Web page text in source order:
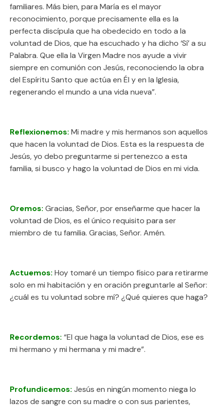
familiares. Más bien, para María es el mayor
reconocimiento, porque precisamente ella es la
perfecta discípula que ha obedecido en todo a la
voluntad de Dios, que ha escuchado y ha dicho ‘Sí’ a su
Palabra. Que ella la Virgen Madre nos ayude a vivir
siempre en comunión con Jesús, reconociendo la obra
del Espíritu Santo que actúa en Él y en la Iglesia,
regenerando el mundo a una vida nueva”.
Reflexionemos: Mi madre y mis hermanos son aquellos
que hacen la voluntad de Dios. Esta es la respuesta de
Jesús, yo debo preguntarme si pertenezco a esta
familia, si busco y hago la voluntad de Dios en mi vida.
Oremos: Gracias, Señor, por enseñarme que hacer la
voluntad de Dios, es el único requisito para ser
miembro de tu familia. Gracias, Señor. Amén.
Actuemos: Hoy tomaré un tiempo físico para retirarme
solo en mi habitación y en oración preguntarle al Señor:
¿cuál es tu voluntad sobre mí? ¿Qué quieres que haga?
Recordemos: “El que haga la voluntad de Dios, ese es
mi hermano y mi hermana y mi madre”.
Profundicemos: Jesús en ningún momento niega lo
lazos de sangre con su madre o con sus parientes,